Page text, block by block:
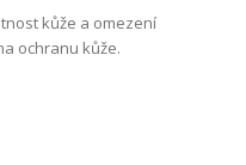
kůže a omezení
ochranu kůže.